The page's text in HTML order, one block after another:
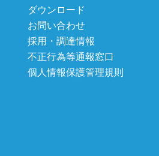
ダウンロード
お問い合わせ
採用・調達情報
不正行為等通報窓口
個人情報保護管理規則